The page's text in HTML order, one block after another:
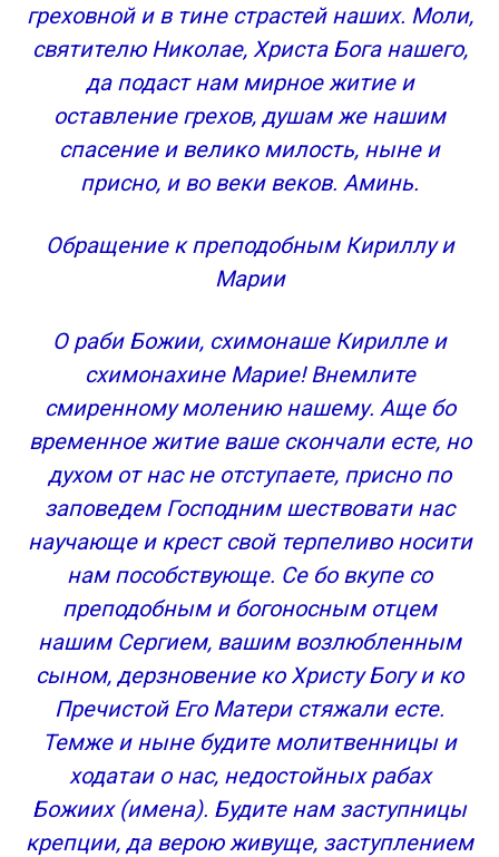
греховной и в тине страстей наших. Моли,
святителю Николае, Христа Бога нашего,
да подаст нам мирное житие и
оставление грехов, душам же нашим
спасение и велико милость, ныне и
присно, и во веки веков. Аминь.
Обращение к преподобным Кириллу и
Марии
О раби Божии, схимонаше Кирилле и
схимонахине Марие! Внемлите
смиренному молению нашему. Аще бо
временное житие ваше скончали есте, но
духом от нас не отступаете, присно по
заповедем Господним шествовати нас
научающе и крест свой терпеливо носити
нам пособствующе. Се бо вкупе со
преподобным и богоносным отцем
нашим Сергием, вашим возлюбленным
сыном, дерзновение ко Христу Богу и ко
Пречистой Его Матери стяжали есте.
Темже и ныне будите молитвенницы и
ходатаи о нас, недостойных рабах
Божиих (имена). Будите нам заступницы
крепции, да верою живуще, заступлением